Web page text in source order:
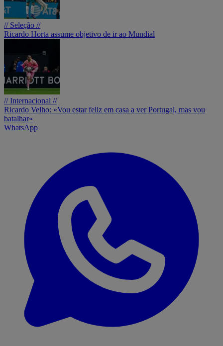
// Seleção //
Ricardo Horta assume objetivo de ir ao Mundial
// Internacional //
Ricardo Velho: «Vou estar feliz em casa a ver Portugal, mas vou
batalhar»
WhatsApp